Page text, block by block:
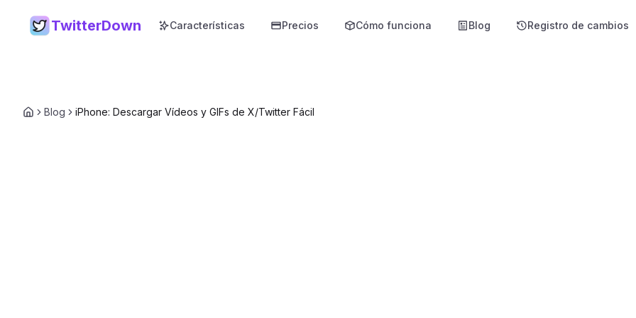
TwitterDown Características Precios Cómo funciona Blog Registro de cambios
Blog iPhone: Descargar Vídeos y GIFs de X/Twitter Fácil